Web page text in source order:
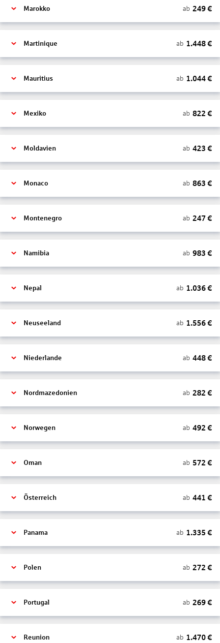
Marokko ab 249€
Martinique ab 1.448€
Mauritius ab 1.044€
Mexiko ab 822 €
Moldavien ab 423 €
Monaco ab 863 €
Montenegro ab 247 €
Namibia ab 983 €
Nepal ab 1.036€
Neuseeland ab 1.556€
Niederlande ab 448€
Nordmazedonien ab 282 €
Norwegen ab 492 €
Oman ab 572 €
Österreich ab 441 €
Panama ab 1.335 €
Polen ab 272 €
Portugal ab 269€
Reunion ab 1.470€